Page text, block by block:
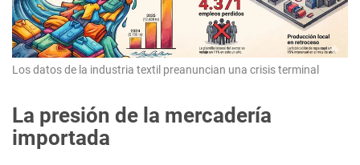
Los datos de la industria textil preanuncian una crisis terminal
La presión de la mercadería
importada